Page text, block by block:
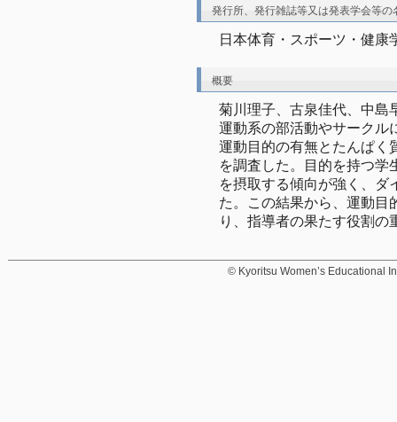
発行所、発行雑誌等又は発表学会等の
日本体育・スポーツ・健康
概要
菊川理子、古泉佳代、中島
運動系の部活動やサークル
運動目的の有無とたんぱく
を調査した。目的を持つ学
を摂取する傾向が強く、ダ
た。この結果から、運動目
り、指導者の果たす役割の